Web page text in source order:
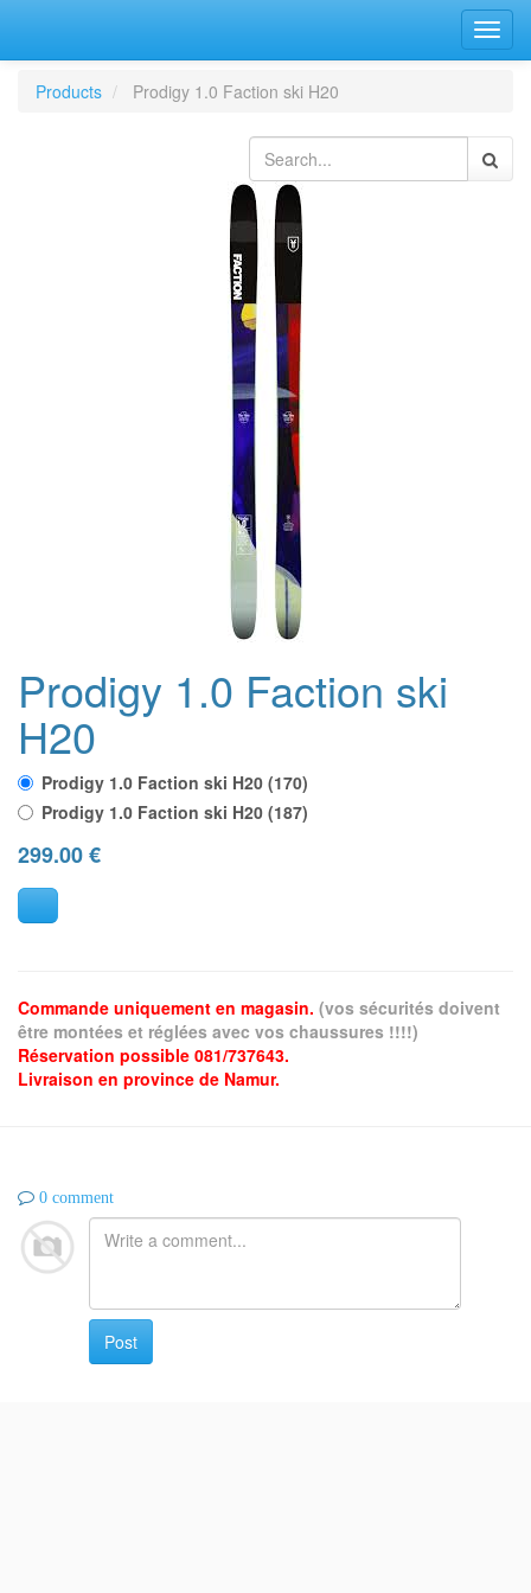
la
Products Prodigy 1.0 Faction ski H20
Prodigy 1.0 Faction ski
H20
Prodigy 1.0 Faction ski H20 (170)
Prodigy 1.0 Faction ski H20 (187)
299.00€
Commande uniquement en magasin. (vos sécurités doivent
être montées et réglées avec vos chaussures !!!!)
Réservation possible 081/737643.
Livraison en province de Namur.
0 comment
Post